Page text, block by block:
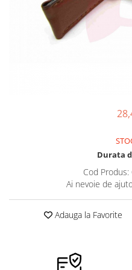
Ceasuri Daniel Klein
Ceasuri Lorus
Pensete
Scule Speciale
Suporti de Lucru
Durata
Cod Produs:
Ai nevoie de
Adauga la Favorite